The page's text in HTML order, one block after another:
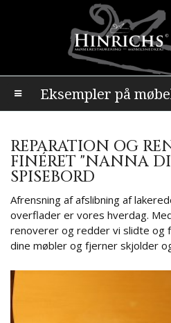
Eksempler på
REPARATION OG
FINÉRET "NANNA
SPISEBORD
Afrensning af afslibning af
overflader er vores hverdag.
renoverer og redder vi slidte
dine møbler og fjerner skjolder